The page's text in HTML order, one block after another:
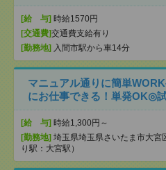
[給 与] 時給1570円
[交通費]交通費支給有り
[勤務地] 入間市駅から車14分
マニュアル通りに簡単
にお仕事できる！単発OK◎
[給 与] 時給1,300円～
[勤務地] 埼玉県埼玉県さいたま市大宮
り駅：大宮駅）